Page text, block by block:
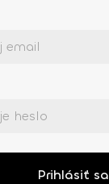
Prihlásiť sa